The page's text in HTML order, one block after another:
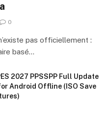
0
pas officiellement :
basé…
2027 PPSSPP Full Update
Android Offline (ISO Save